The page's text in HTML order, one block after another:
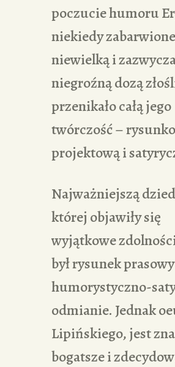
poczucie humoru
niekiedy zabarwione
niewielką i
niegroźną dozą
przenikało całą jego
twórczość –
projektową i
Najważniejszą
której objawiły się
wyjątkowe
był rysunek
humorystyczno-
odmianie. Jednak
Lipińskiego, jest
bogatsze i